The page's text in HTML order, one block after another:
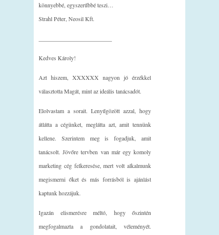
könnyebbé, egyszerűbbé teszi…
Strahl Péter, Neosil Kft.
Kedves Károly!
Azt hiszem, XXXXXX nagyon jó érzékkel
választotta Magát, mint az ideális tanácsadót.
Elolvastam a sorait. Lenyűgözött azzal, hogy
átlátta a cégünket, meglátta azt, amit tennünk
kellene. Szerintem meg is fogadjuk, amit
tanácsolt. Jövőre tervben van már egy komoly
marketing cég felkeresése, mert volt alkalmunk
megismerni őket és más forrásból is ajánlást
kaptunk hozzájuk.
Igazán elismerésre méltó, hogy őszintén
megfogalmazta a gondolatait, véleményét.